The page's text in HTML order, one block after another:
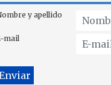
y apellido
mail